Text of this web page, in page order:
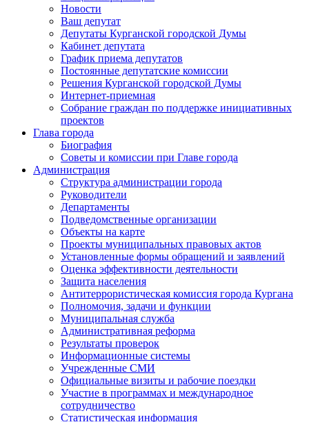
Новости
Ваш депутат
Депутаты Курганской городской Думы
Кабинет депутата
График приема депутатов
Постоянные депутатские комиссии
Решения Курганской городской Думы
Интернет-приемная
Собрание граждан по поддержке инициативных
проектов
Глава города
Биография
Советы и комиссии при Главе города
Администрация
Структура администрации города
Руководители
Департаменты
Подведомственные организации
Объекты на карте
Проекты муниципальных правовых актов
Установленные формы обращений и заявлений
Оценка эффективности деятельности
Защита населения
Антитеррористическая комиссия города Кургана
Полномочия, задачи и функции
Муниципальная служба
Административная реформа
Результаты проверок
Информационные системы
Учрежденные СМИ
Официальные визиты и рабочие поездки
Участие в программах и международное
сотрудничество
Статистическая информация